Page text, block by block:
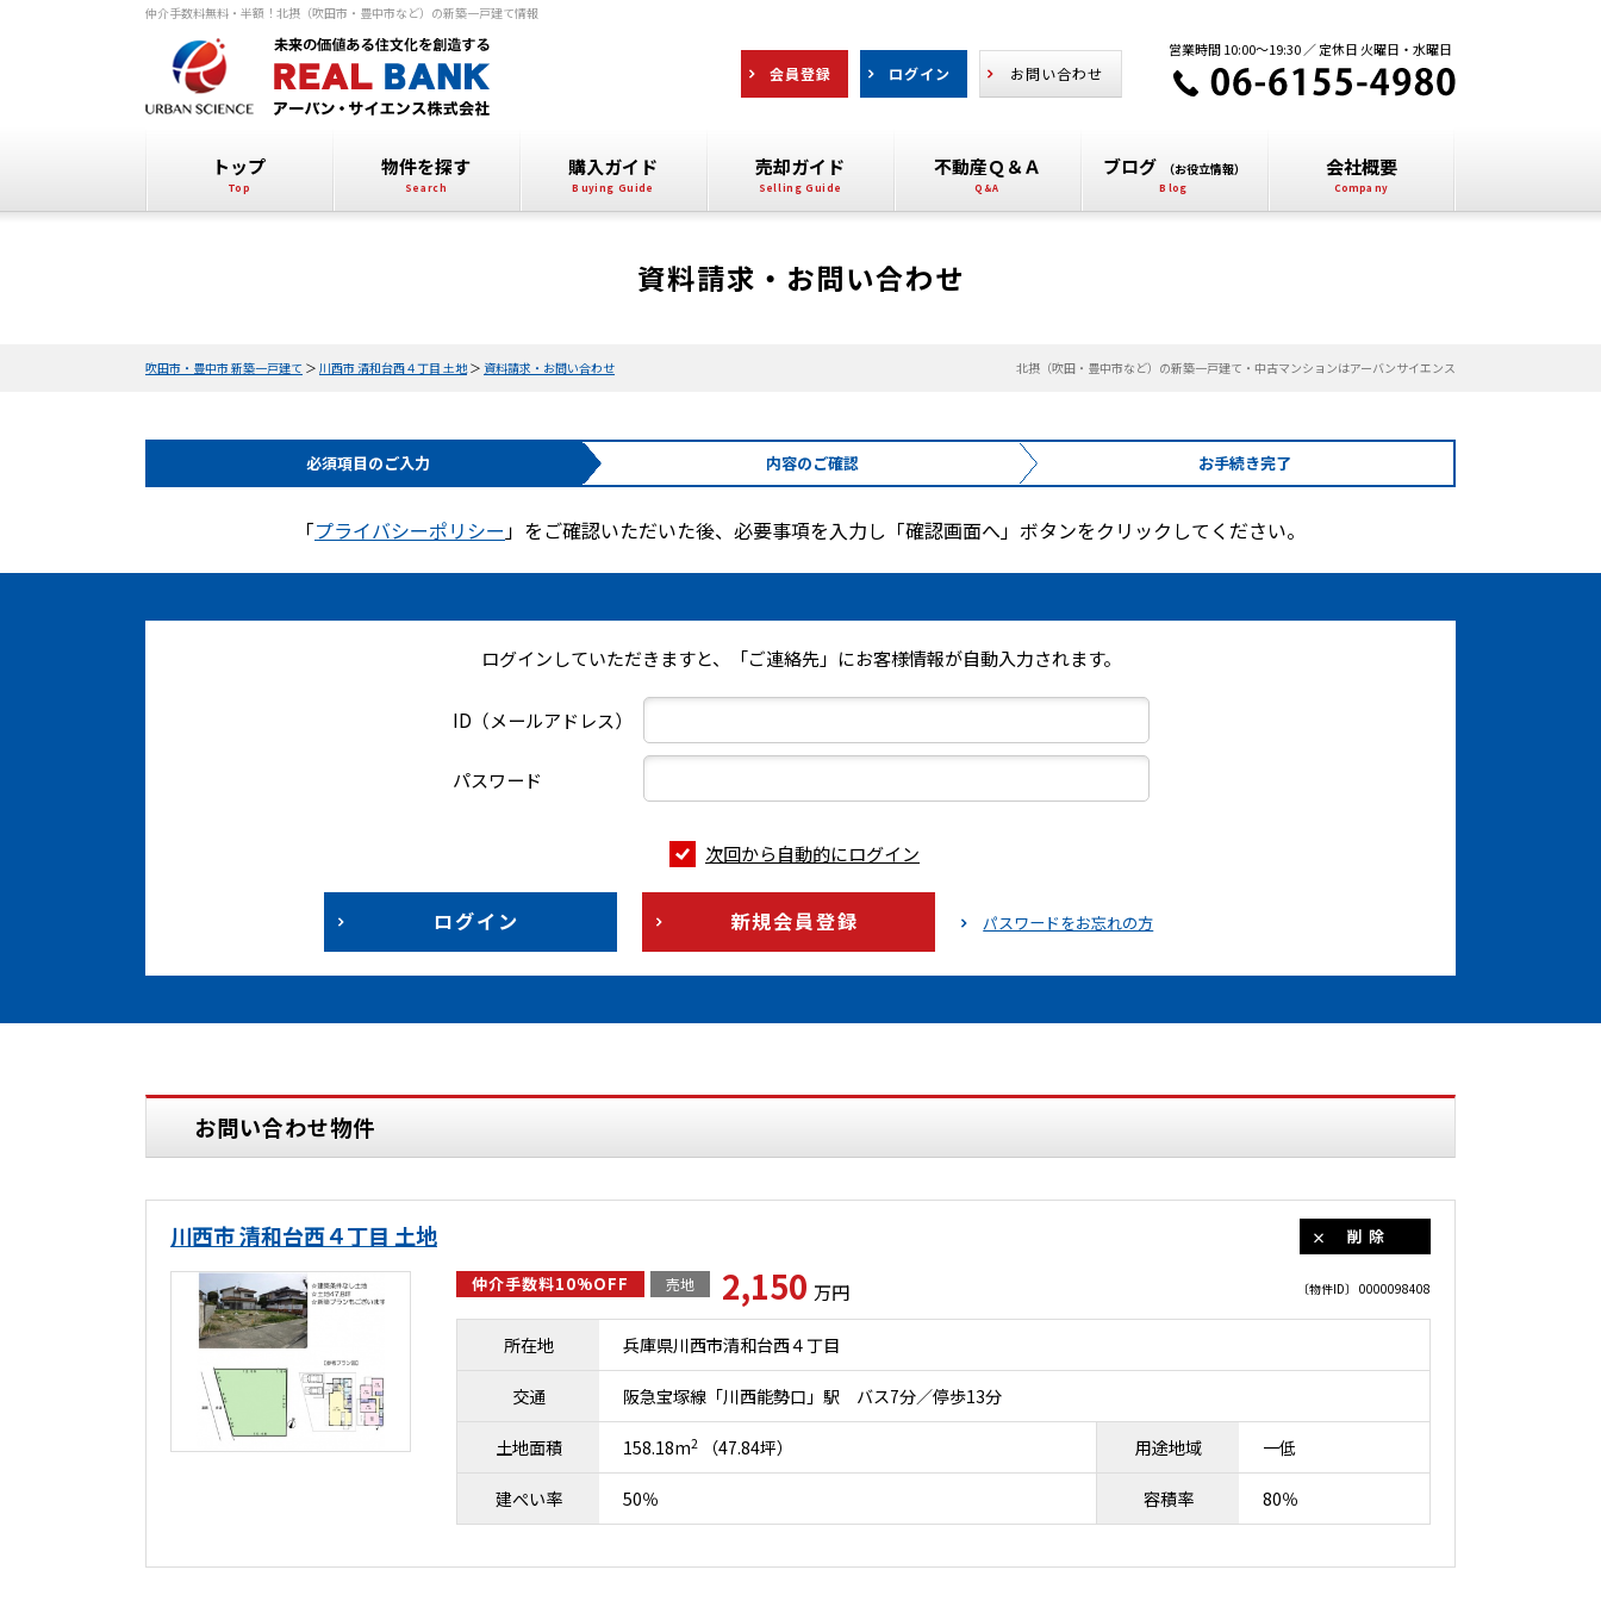
仲介手数料無料・半額！北摂（吹田市・豊中市など）の新築一戸建て情報
会員登録 ログイン お問い合わせ
営業時間 10:00～19:30 ／ 定休日 火曜日・水曜日
トップ 物件を探す 購入ガイド 売却ガイド 不動産Ｑ＆Ａ ブログ （お役立情報） 会社概要
資料請求・お問い合わせ
吹田市・豊中市 新築一戸建て ＞ 川西市 清和台西４丁目 土地＞ 資料請求・お問い合わせ 北摂（吹田・豊中市など）の新築一戸建て・中古マンションはアーバンサイエンス
必須項目のご入力 内容のご確認 お手続き完了
「プライバシーポリシー」をご確認いただいた後、必要事項を入力し「確認画面へ」ボタンをクリックしてください。
ログインしていただきますと、「ご連絡先」にお客様情報が自動入力されます。
ID（メールアドレス）
パスワード
次回から自動的にログイン
ログイン 新規会員登録 パスワードをお忘れの方
お問い合わせ物件
川西市 清和台西４丁目 土地 削除
〔物件ID〕 0000098408
仲介手数料10%OFF 売地 2,150 万円
所在地 兵庫県川西市清和台西４丁目
交通 阪急宝塚線「川西能勢口」駅 バス7分／停歩13分
土地面積 158.18m2 （47.84坪） 用途地域 一低
建ぺい率 50％ 容積率 80％